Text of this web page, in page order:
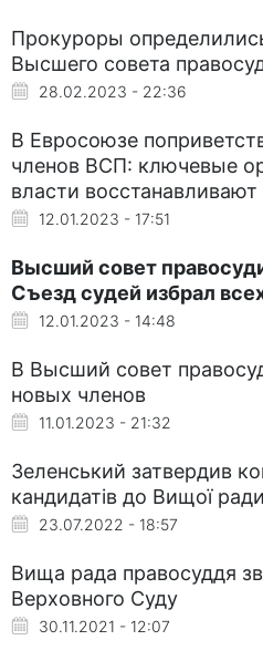
Прокуроры
Высшего совета
28.02.2023 - 22:36
В Евросоюзе
членов ВСП: ключевые
власти восстанавливают
12.01.2023 - 17:51
Высший совет
Съезд судей избрал
12.01.2023 - 14:48
В Высший совет
новых членов
11.01.2023 - 21:32
Зеленський затвердив
кандидатів до Вищої
23.07.2022 - 18:57
Вища рада правосуддя
Верховного Суду
30.11.2021 - 12:07